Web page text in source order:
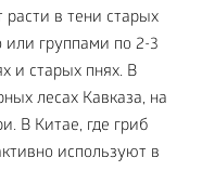
в тени старых
или группами по 2-3
и старых пнях. В
лесах Кавказа, на
В Китае, где гриб
используют в